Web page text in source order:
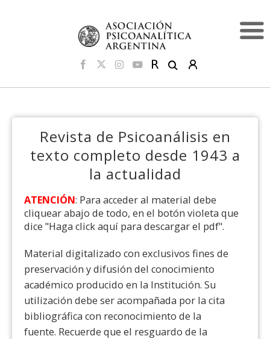
Revista de Psicoanálisis en
texto completo desde 1943 a
la actualidad
ATENCIÓN: Para acceder al material debe
cliquear abajo de todo, en el botón violeta que
dice "Haga click aquí para descargar el pdf".
Material digitalizado con exclusivos fines de
preservación y difusión del conocimiento
académico producido en la Institución. Su
utilización debe ser acompañada por la cita
bibliográfica con reconocimiento de la
fuente. Recuerde que el resguardo de la